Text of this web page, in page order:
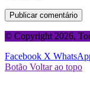
© Copyright 2026,
Facebook X
Botão Voltar ao topo